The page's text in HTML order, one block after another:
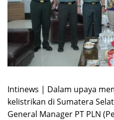
Intinews | Dalam upaya
kelistrikan di Sumatera
General Manager PT PLN